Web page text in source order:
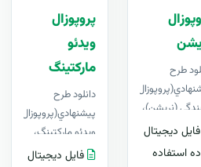
طرح
(نریشن)،
باز ، قابل
فایل دیجیتال
استفاده
پروپوزال
ویدئو
مارکتینگ
دانلود طرح
ویدئو مارکتینگ،
لایه باز ، قابل
فایل دیجیتال